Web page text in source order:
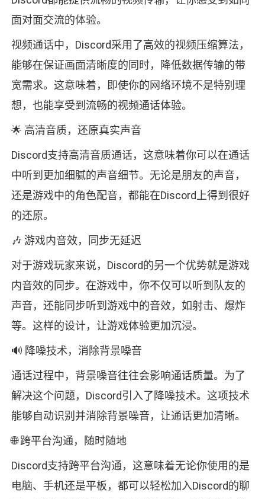
面对面交流的体验。
视频通话中，Discord采用了高效的视频压缩算法，
能够在保证画面清晰度的同时，降低数据传输的带
宽需求。这意味着，即使你的网络环境不是特别理
想，也能享受到流畅的视频通话体验。
🌟 高清音质，还原真实声音
Discord支持高清音质通话，这意味着你可以在通话
中听到更加细腻的声音细节。无论是朋友的声音，
还是游戏中的角色配音，都能在Discord上得到很好
的还原。
🎶 游戏内音效，同步无延迟
对于游戏玩家来说，Discord的另一个优势就是游戏
内音效的同步。在游戏中，你不仅可以听到队友的
声音，还能同步听到游戏中的音效，如射击、爆炸
等。这样的设计，让游戏体验更加沉浸。
🔊 降噪技术，消除背景噪音
通话过程中，背景噪音往往会影响通话质量。为了
解决这个问题，Discord引入了降噪技术。这项技术
能够自动识别并消除背景噪音，让通话更加清晰。
🌐 跨平台沟通，随时随地
Discord支持跨平台沟通，这意味着无论你使用的是
电脑、手机还是平板，都可以轻松加入Discord的聊